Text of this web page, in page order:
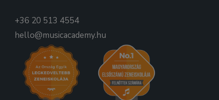
+36 20 513 4554
hello@musicacademy.hu